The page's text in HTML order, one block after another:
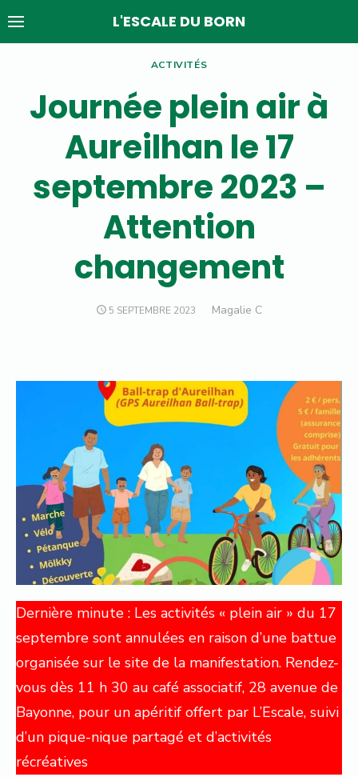
to
L'ESCALE DU BORN
ACTIVITÉS
Journée plein air à
Aureilhan le 17
septembre 2023 –
Attention
changement
POSTED
5 SEPTEMBRE 2023 Author
Magalie C
Dernière minute : Les activités « plein air » du 17
septembre sont annulées en raison d’une battue
organisée sur le site de la manifestation. Rendez-
vous dès 11 h 30 au café associatif, 28 avenue de
Bayonne, pour un apéritif offert par L’Escale, suivi
d’un pique-nique partagé et d’activités
récréatives